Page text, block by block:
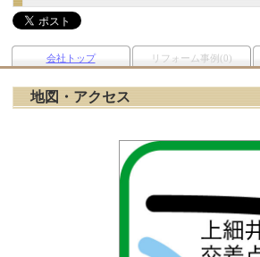
会社トップ リフォーム事例(0)
地図・アクセス